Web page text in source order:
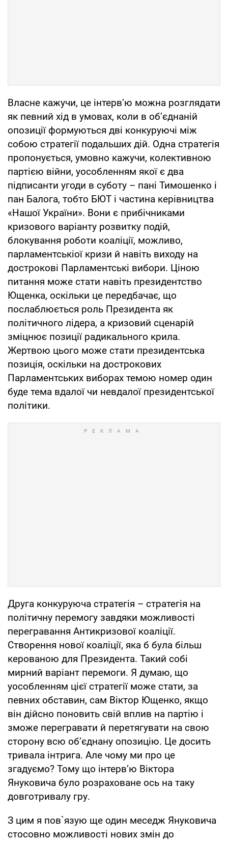
Власне кажучи, це інтерв’ю можна розглядати
як певний хід в умовах, коли в об’єднаній
опозиції формуються дві конкуруючі між
собою стратегії подальших дій. Одна стратегія
пропонується, умовно кажучи, колективною
партією війни, уособленням якої є два
підписанти угоди в суботу – пані Тимошенко і
пан Балога, тобто БЮТ і частина керівництва
«Нашої України». Вони є прибічниками
кризового варіанту розвитку подій,
блокування роботи коаліції, можливо,
парламентськіої кризи й навіть виходу на
дострокові Парламентські вибори. Ціною
питання може стати навіть президентство
Ющенка, оскільки це передбачає, що
послаблюється роль Президента як
політичного лідера, а кризовий сценарій
зміцнює позиції радикального крила.
Жертвою цього може стати президентська
позиція, оскільки на дострокових
Парламентських виборах темою номер один
буде тема вдалої чи невдалої президентської
політики.
Друга конкуруюча стратегія – стратегія на
політичну перемогу завдяки можливості
перегравання Антикризової коаліції.
Створення нової коаліції, яка б була більш
керованою для Президента. Такий собі
мирний варіант перемоги. Я думаю, що
уособленням цієї стратегії може стати, за
певних обставин, сам Віктор Ющенко, якщо
він дійсно поновить свій вплив на партію і
зможе перегравати й перетягувати на свою
сторону всю об’єднану опозицію. Це досить
тривала інтрига. Але чому ми про це
згадуємо? Тому що інтерв’ю Віктора
Януковича було розраховане ось на таку
довготривалу гру.
З цим я пов`язую ще один меседж Януковича
стосовно можливості нових змін до